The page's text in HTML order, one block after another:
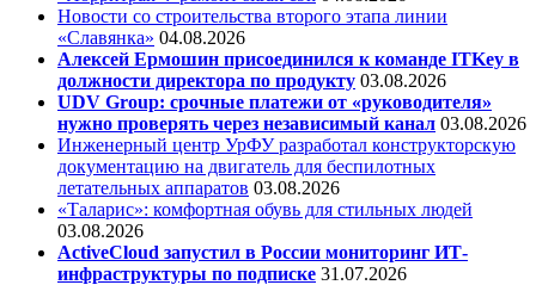
Новости со строительства второго этапа линии
«Славянка» 04.08.2026
Алексей Ермошин присоединился к команде ITKey в
должности директора по продукту 03.08.2026
UDV Group: срочные платежи от «руководителя»
нужно проверять через независимый канал 03.08.2026
Инженерный центр УрФУ разработал конструкторскую
документацию на двигатель для беспилотных
летательных аппаратов 03.08.2026
«Таларис»: комфортная обувь для стильных людей
03.08.2026
ActiveCloud запустил в России мониторинг ИТ-
инфраструктуры по подписке 31.07.2026